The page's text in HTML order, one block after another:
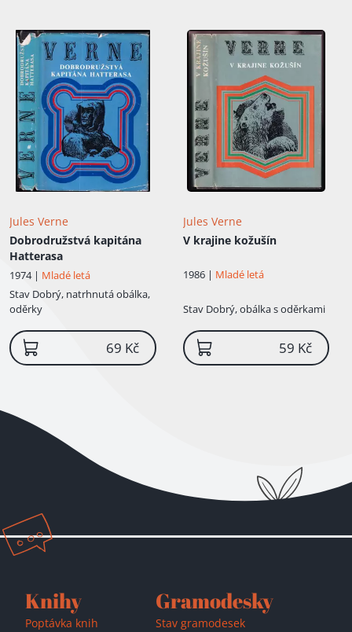
Jules Verne
Dobrodružstvá kapitána
Hatterasa
1974 | Mladé letá
Stav Dobrý, natrhnutá obálka,
oděrky
69 Kč
Jules Verne
V krajine kožušín
1986 | Mladé letá
Stav Dobrý, obálka s oděrkami
59 Kč
Knihy
Poptávka knih
Gramodesky
Stav gramodesek